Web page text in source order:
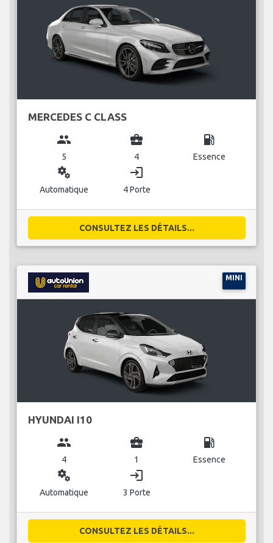
MERCEDES C CLASS
group
5
business_center
4
local_gas_station
Essence
miscellaneous_services
Automatique
login
4 Porte
CONSULTEZ LES DÉTAILS...
MINI
HYUNDAI I10
group
4
business_center
1
local_gas_station
Essence
miscellaneous_services
Automatique
login
3 Porte
CONSULTEZ LES DÉTAILS...